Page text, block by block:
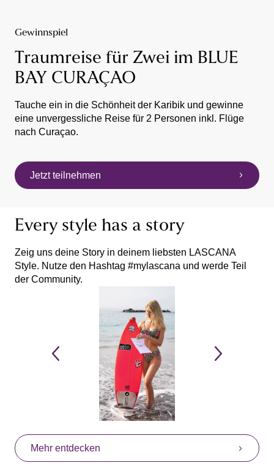
Gewinnspiel
Traumreise für Zwei im BLUE
BAY CURAÇAO
Tauche ein in die Schönheit der Karibik und gewinne
eine unvergessliche Reise für 2 Personen inkl. Flüge
nach Curaçao.
Jetzt teilnehmen
Every style has a story
Zeig uns deine Story in deinem liebsten LASCANA
Style. Nutze den Hashtag #mylascana und werde Teil
der Community.
Mehr entdecken